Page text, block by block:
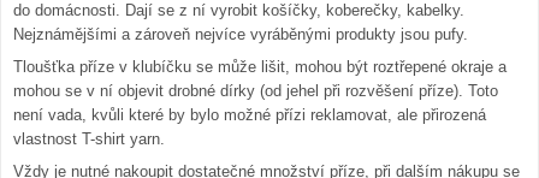
do domácnosti. Dají se z ní vyrobit košíčky, koberečky, kabelky.
Nejznámějšími a zároveň nejvíce vyráběnými produkty jsou pufy.
Tloušťka příze v klubíčku se může lišit, mohou být roztřepené okraje a
mohou se v ní objevit drobné dírky (od jehel při rozvěšení příze). Toto
není vada, kvůli které by bylo možné přízi reklamovat, ale přirozená
vlastnost T-shirt yarn.
Vždy je nutné nakoupit dostatečné množství příze, při dalším nákupu se